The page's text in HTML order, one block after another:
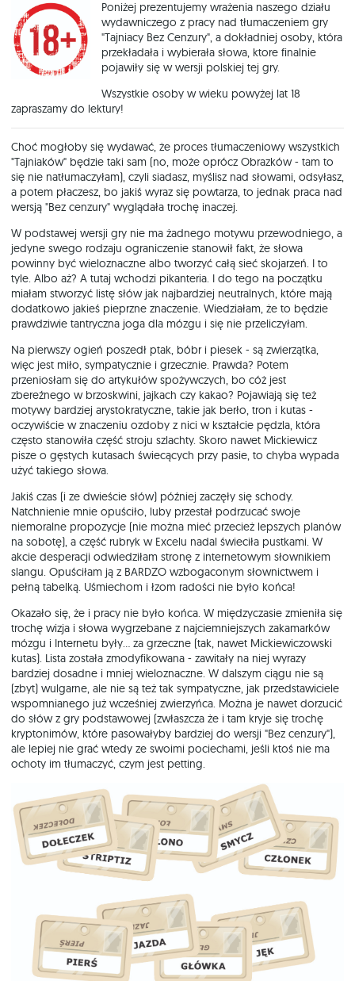
Poniżej prezentujemy wrażenia naszego działu
wydawniczego z pracy nad tłumaczeniem gry
"Tajniacy Bez Cenzury", a dokładniej osoby, która
przekładała i wybierała słowa, ktore finalnie
pojawiły się w wersji polskiej tej gry.
Wszystkie osoby w wieku powyżej lat 18
zapraszamy do lektury!
Choć mogłoby się wydawać, że proces tłumaczeniowy wszystkich
"Tajniaków" będzie taki sam (no, może oprócz Obrazków - tam to
się nie natłumaczyłam), czyli siadasz, myślisz nad słowami, odsyłasz,
a potem płaczesz, bo jakiś wyraz się powtarza, to jednak praca nad
wersją "Bez cenzury" wyglądała trochę inaczej.
W podstawej wersji gry nie ma żadnego motywu przewodniego, a
jedyne swego rodzaju ograniczenie stanowił fakt, że słowa
powinny być wieloznaczne albo tworzyć całą sieć skojarzeń. I to
tyle. Albo aż? A tutaj wchodzi pikanteria. I do tego na początku
miałam stworzyć listę słów jak najbardziej neutralnych, które mają
dodatkowo jakieś pieprzne znaczenie. Wiedziałam, że to będzie
prawdziwie tantryczna joga dla mózgu i się nie przeliczyłam.
Na pierwszy ogień poszedł ptak, bóbr i piesek - są zwierzątka,
więc jest miło, sympatycznie i grzecznie. Prawda? Potem
przeniosłam się do artykułów spożywczych, bo cóż jest
zbereźnego w brzoskwini, jajkach czy kakao? Pojawiają się też
motywy bardziej arystokratyczne, takie jak berło, tron i kutas -
oczywiście w znaczeniu ozdoby z nici w kształcie pędzla, która
często stanowiła część stroju szlachty. Skoro nawet Mickiewicz
pisze o gęstych kutasach świecących przy pasie, to chyba wypada
użyć takiego słowa.
Jakiś czas (i ze dwieście słów) później zaczęły się schody.
Natchnienie mnie opuściło, luby przestał podrzucać swoje
niemoralne propozycje (nie można mieć przecież lepszych planów
na sobotę), a część rubryk w Excelu nadal świeciła pustkami. W
akcie desperacji odwiedziłam stronę z internetowym słownikiem
slangu. Opuściłam ją z BARDZO wzbogaconym słownictwem i
pełną tabelką. Uśmiechom i łzom radości nie było końca!
Okazało się, że i pracy nie było końca. W międzyczasie zmieniła się
trochę wizja i słowa wygrzebane z najciemniejszych zakamarków
mózgu i Internetu były... za grzeczne (tak, nawet Mickiewiczowski
kutas). Lista została zmodyfikowana - zawitały na niej wyrazy
bardziej dosadne i mniej wieloznaczne. W dalszym ciągu nie są
(zbyt) wulgarne, ale nie są też tak sympatyczne, jak przedstawiciele
wspomnianego już wcześniej zwierzyńca. Można je nawet dorzucić
do słów z gry podstawowej (zwłaszcza że i tam kryje się trochę
kryptonimów, które pasowałyby bardziej do wersji "Bez cenzury"),
ale lepiej nie grać wtedy ze swoimi pociechami, jeśli ktoś nie ma
ochoty im tłumaczyć, czym jest petting.